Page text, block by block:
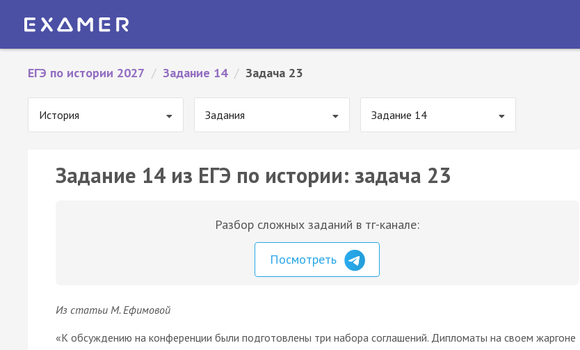
ЕГЭ по истории 2027 / Задание 14 / Задача 23
История Задания Задание 14
Задание 14 из ЕГЭ по истории: задача 23
Разбор сложных заданий в тг-канале:
Посмотреть
Из статьи М. Ефимовой
«К обсуждению на конференции были подготовлены три набора соглашений. Дипломаты на своем жаргоне